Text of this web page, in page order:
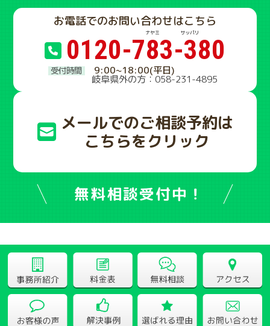
お電話でのお問い合わせはこちら
0120-783-380
9:00~18:00(平日)
岐阜県外の方：058-231-4895
メールでのご相談予約は
こちらをクリック
無料相談受付中！